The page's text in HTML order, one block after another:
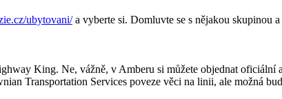
ubytovani/a vyberte si. Domluvte se s nějakou skupinou a
King. Ne, vážně, v Amberu si můžete objednat oficiální
Transportation Services poveze věci na linii, ale možná